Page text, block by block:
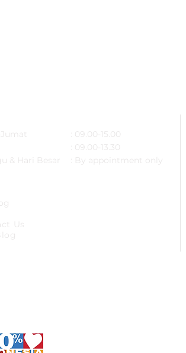
& Hari Besar
: 09.00-15.00
: 09.00-13.30
: By appointment only
Us